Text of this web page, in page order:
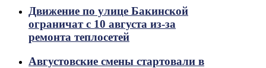
Движение по улице Бакинской
ограничат с 10 августа из-за
ремонта теплосетей
Августовские смены стартовали в